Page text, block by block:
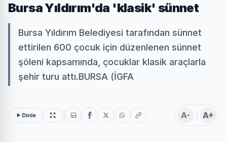
Bursa Yıldırım'da 'klasik' sünnet
Bursa Yıldırım Belediyesi tarafından sünnet
ettirilen 600 çocuk için düzenlenen sünnet
şöleni kapsamında, çocuklar klasik araçlarla
şehir turu attı.BURSA (İGFA
Dinle A- A+